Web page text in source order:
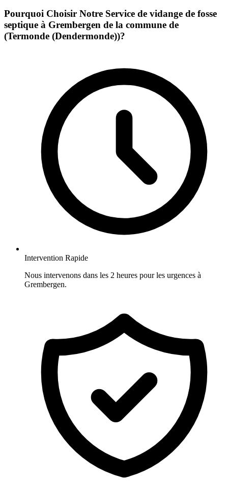
Pourquoi Choisir Notre Service de vidange de fosse
septique à Grembergen de la commune de
(Termonde (Dendermonde))?
Intervention Rapide
Nous intervenons dans les 2 heures pour les urgences à
Grembergen.